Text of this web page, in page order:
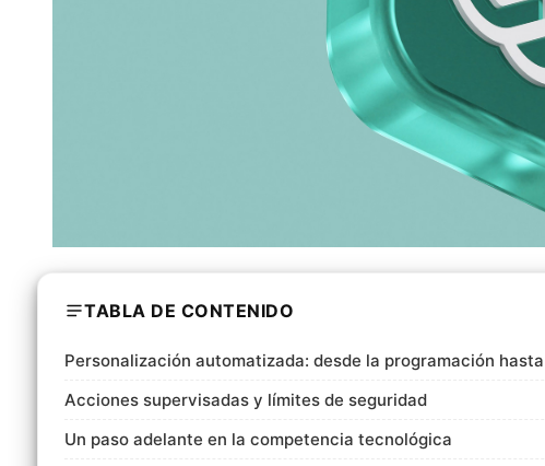
TABLA DE CONTENIDO
Personalización automatizada: desde la programación
Acciones supervisadas y límites de seguridad
Un paso adelante en la competencia tecnológica